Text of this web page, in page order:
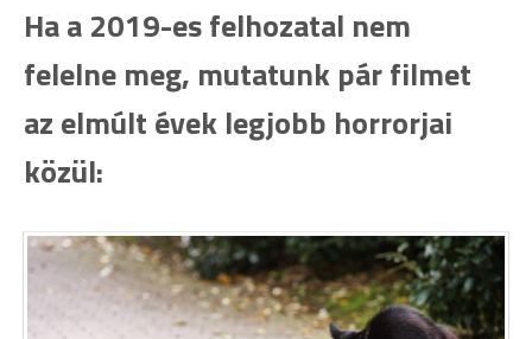
Ha a 2019-es felhozatal nem
felelne meg, mutatunk pár filmet
az elmúlt évek legjobb horrorjai
közül: